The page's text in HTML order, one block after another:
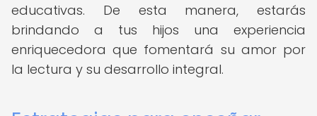
educativas. De esta manera, estarás
brindando a tus hijos una experiencia
enriquecedora que fomentará su amor por
la lectura y su desarrollo integral.